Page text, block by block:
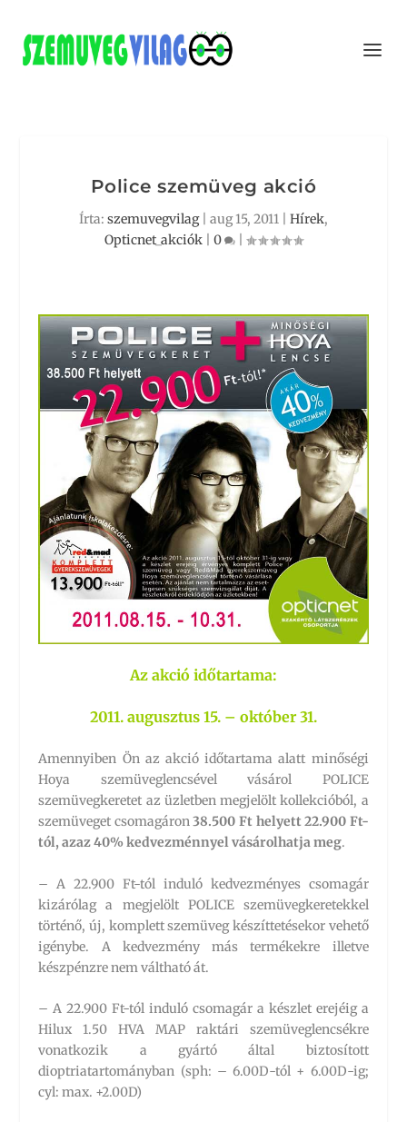
Police szemüveg akció
Írta: szemuvegvilag| aug 15, 2011 Hírek,
Opticnet_akciók
0
Az akció időtartama:
2011. augusztus 15. – október 31.
Amennyiben Ön az akció időtartama alatt minőségi
Hoya szemüveglencsével vásárol POLICE
szemüvegkeretet az üzletben megjelölt kollekcióból, a
szemüveget csomagáron38.500 Ft helyett 22.900 Ft-
tól, azaz 40% kedvezménnyel vásárolhatja meg.
– A 22.900 Ft-tól induló kedvezményes csomagár
kizárólag a megjelölt POLICE szemüvegkeretekkel
történő, új, komplett szemüveg készíttetésekor vehető
igénybe. A kedvezmény más termékekre illetve
készpénzre nem váltható át.
– A 22.900 Ft-tól induló csomagár a készlet erejéig a
Hilux 1.50 HVA MAP raktári szemüveglencsékre
vonatkozik a gyártó által biztosított
dioptriatartományban (sph: – 6.00D-tól + 6.00D-ig;
cyl: max. +2.00D)